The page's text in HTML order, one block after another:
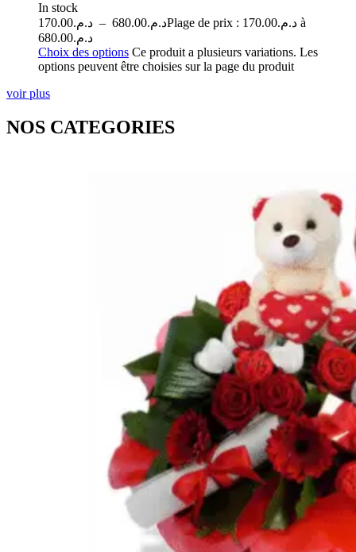
In stock
د.م.170.00 – د.م.680.00
Plage de prix : د.م.170.00 à
د.م.680.00
Choix des options Ce produit a plusieurs variations. Les
options peuvent être choisies sur la page du produit
voir plus
NOS CATEGORIES